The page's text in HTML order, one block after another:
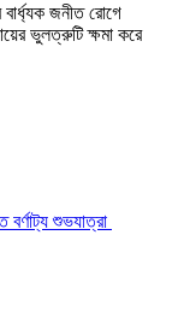
জনীত রোগে
ভুলত্রুটি ক্ষমা করে
বর্ণাট্য শুভযাত্রা